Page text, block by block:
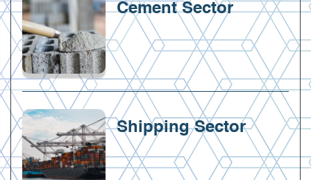
Cement Sector
Shipping Sector